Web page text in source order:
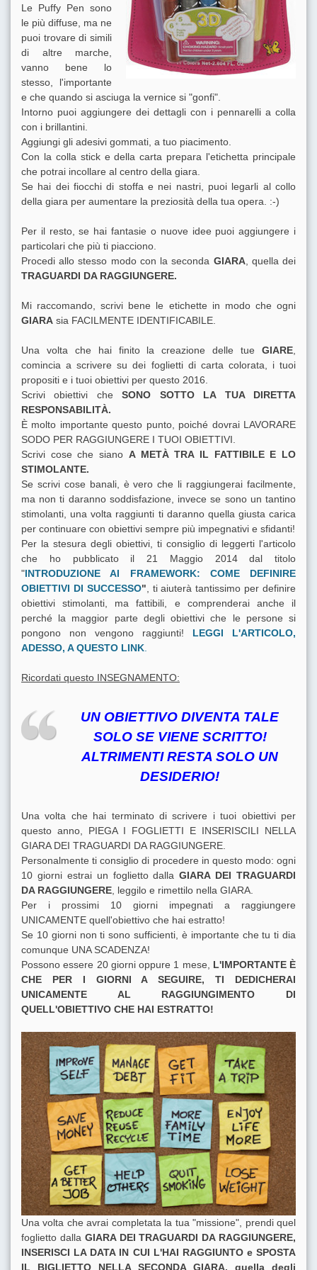
Le Puffy Pen sono
le più diffuse, ma ne
puoi trovare di simili
di altre marche,
vanno bene lo
stesso, l'importante
e che quando si asciuga la vernice si "gonfi".
Intorno puoi aggiungere dei dettagli con i pennarelli a colla
con i brillantini.
Aggiungi gli adesivi gommati, a tuo piacimento.
Con la colla stick e della carta prepara l'etichetta principale
che potrai incollare al centro della giara.
Se hai dei fiocchi di stoffa e nei nastri, puoi legarli al collo
della giara per aumentare la preziosità della tua opera. :-)
Per il resto, se hai fantasie o nuove idee puoi aggiungere i
particolari che più ti piacciono.
Procedi allo stesso modo con la seconda GIARA, quella dei
TRAGUARDI DA RAGGIUNGERE.
Mi raccomando, scrivi bene le etichette in modo che ogni
GIARA sia FACILMENTE IDENTIFICABILE.
Una volta che hai finito la creazione delle tue GIARE,
comincia a scrivere su dei foglietti di carta colorata, i tuoi
propositi e i tuoi obiettivi per questo 2016.
Scrivi obiettivi cheSONO SOTTO LA TUA DIRETTA
RESPONSABILITÀ.
È molto importante questo punto, poiché dovrai LAVORARE
SODO PER RAGGIUNGERE I TUOI OBIETTIVI.
Scrivi cose che siano A METÀ TRA IL FATTIBILE E LO
STIMOLANTE.
Se scrivi cose banali, è vero che li raggiungerai facilmente,
ma non ti daranno soddisfazione, invece se sono un tantino
stimolanti, una volta raggiunti ti daranno quella giusta carica
per continuare con obiettivi sempre più impegnativi e sfidanti!
Per la stesura degli obiettivi, ti consiglio di leggerti l'articolo
che ho pubblicato il 21 Maggio 2014 dal titolo
"INTRODUZIONE AI FRAMEWORK: COME DEFINIRE
OBIETTIVI DI SUCCESSO", ti aiuterà tantissimo per definire
obiettivi stimolanti, ma fattibili, e comprenderai anche il
perché la maggior parte degli obiettivi che le persone si
pongono non vengono raggiunti! LEGGI L'ARTICOLO,
ADESSO, A QUESTO LINK.
Ricordati questo INSEGNAMENTO:
UN OBIETTIVO DIVENTA TALE
SOLO SE VIENE SCRITTO!
ALTRIMENTI RESTA SOLO UN
DESIDERIO!
Una volta che hai terminato di scrivere i tuoi obiettivi per
questo anno, PIEGA I FOGLIETTI E INSERISCILI NELLA
GIARA DEI TRAGUARDI DA RAGGIUNGERE.
Personalmente ti consiglio di procedere in questo modo: ogni
10 giorni estrai un foglietto dallaGIARA DEI TRAGUARDI
DA RAGGIUNGERE, leggilo e rimettilo nella GIARA.
Per i prossimi 10 giorni impegnati a raggiungere
UNICAMENTE quell'obiettivo che hai estratto!
Se 10 giorni non ti sono sufficienti, è importante che tu ti dia
comunque UNA SCADENZA!
Possono essere 20 giorni oppure 1 mese, L'IMPORTANTE È
CHE PER I GIORNI A SEGUIRE, TI DEDICHERAI
UNICAMENTE AL RAGGIUNGIMENTO DI
QUELL'OBIETTIVO CHE HAI ESTRATTO!
Una volta che avrai completata la tua "missione", prendi quel
foglietto dalla GIARA DEI TRAGUARDI DA RAGGIUNGERE,
INSERISCI LA DATA IN CUI L'HAI RAGGIUNTO e SPOSTA
IL BIGLIETTO NELLA SECONDA GIARA, quella degli